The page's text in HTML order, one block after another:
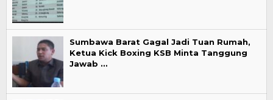
Sumbawa Barat Gagal Jadi Tuan Rumah,
Ketua Kick Boxing KSB Minta Tanggung
Jawab …